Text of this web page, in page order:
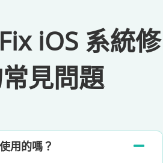
iOS 系統修
見問題
用的嗎？